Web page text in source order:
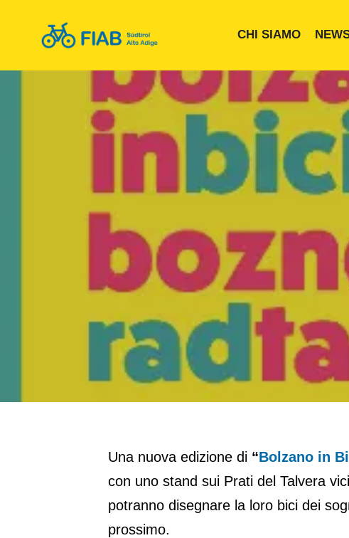
CHI SIAMO
Una nuova edizione di “Bolzano in
con uno stand sui Prati del Talvera
potranno disegnare la loro bici dei
prossimo.